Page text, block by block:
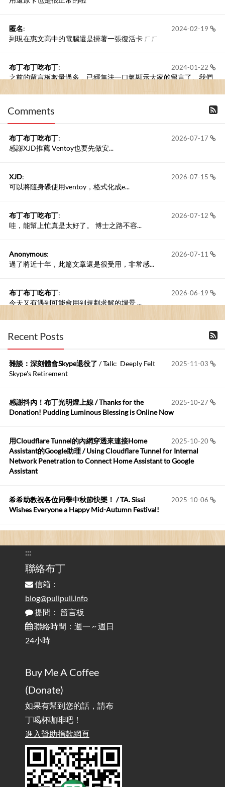
2024-02-19
匿名:
到現在惠文高中的電腦還是掛著一張復活卡 ㄏㄏ
2024-01-22
布丁布丁吃布丁:
之前的留言板數量過多，已經無法一口氣顯示大家的留言了。我們
Comments
2026-07-17
布丁布丁吃布丁:
感謝XJD推薦 Ventoy也要先做安...
2026-07-15
XJD:
可以將隨身碟使用ventoy，格式化成e...
2026-07-12
布丁布丁吃布丁:
哇，能幫上忙真是太好了。 博士之路不容...
2026-07-11
Anonymous:
過了將近十年，此篇文章還是很受用，非常感...
2026-06-19
布丁布丁吃布丁:
今天又有遇到可能會用到規劃求解的場景 ...
2026-06-18
布丁布丁吃布丁
kage好像也可以下載整個網站 感謝分享
Anonymous
2026-05-17
布丁布丁吃布丁:
2026-05-15
Robertmycs:
這篇WinXP公用電腦安裝與優化的步驟超...
您好,首先肯定感謝您造福許多莘莘學子。有...
Recent Posts
2025-11-03
雜談：深刻體會Skype退役了 / Talk: Deeply Felt
Skype's Retirement
2025-10-27
感謝抖內！布丁光明燈上線 / Thanks for the
Donation! Pudding Luminous Blessing is Online Now
2025-10-20
用Cloudflare Tunnel的內網穿透來連接Home
Assistant的Google助理 / Using Cloudflare Tunnel for Internal
Network Penetration to Connect Home Assistant to Google
Assistant
2025-10-06
希希助教祝各位同學中秋節快樂！ / TA. Sissi
Wishes Everyone a Happy Mid-Autumn Festival!
2025-08-25
為何桌前打字總是腰痠背痛？桌子高度和螢幕高度
對人體工學的影響 / The Effect of Desk and Monitor Height on
Ergonomics: Why Does Typing at a Desk Often Lead to Back Pain?
行動網路無法連線？三星手機簡易解決方案
/ Mobile Network Not Connecting? Easy Solutions for Samsung
實作相容OpenAI API，但背後不是OpenAI的API服
務 / Implementing OpenAI API-Compatible Services, But Not
Powered by OpenAI
雜談：生活小技巧之用魔鬼氈避免機車鑰匙脫落吧
/ Talk: Use Velcro to Prevent Your Motorcycle Key From Falling
AdGuard Home不只是拿來擋廣告/ AdGuard
:::
聯絡布丁
信箱：
blog@pulipuli.info
提問： 留言板
聯絡時間：週一 ~ 週日
24小時
Buy Me A Coffee
(Donate)
如果有幫到您的話，請布
丁喝杯咖啡吧！
進入贊助捐款網頁